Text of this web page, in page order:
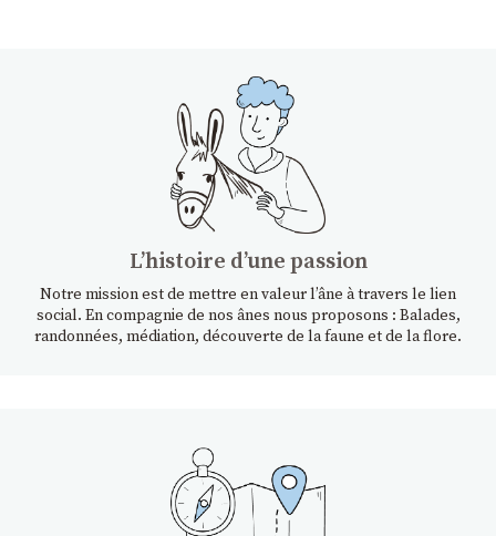
Lʼhistoire dʼune passion
Notre mission est de mettre en valeur l’âne à travers le lien
social. En compagnie de nos ânes nous proposons : Balades,
randonnées, médiation, découverte de la faune et de la flore.